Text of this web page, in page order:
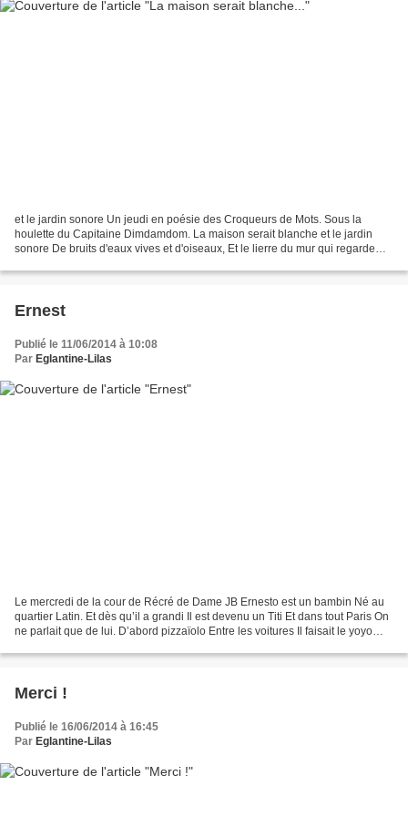
et le jardin sonore Un jeudi en poésie des Croqueurs de Mots. Sous la
houlette du Capitaine Dimdamdom. La maison serait blanche et le jardin
sonore De bruits d'eaux vives et d'oiseaux, Et le lierre du mur qui regarde
Ernest
Publié le 11/06/2014 à 10:08
Par Eglantine-Lilas
Le mercredi de la cour de Récré de Dame JB Ernesto est un bambin Né au
quartier Latin. Et dès qu’il a grandi Il est devenu un Titi Et dans tout Paris On
ne parlait que de lui. D’abord pizzaïolo Entre les voitures Il faisait le yoyo
Merci !
Publié le 16/06/2014 à 16:45
Par Eglantine-Lilas